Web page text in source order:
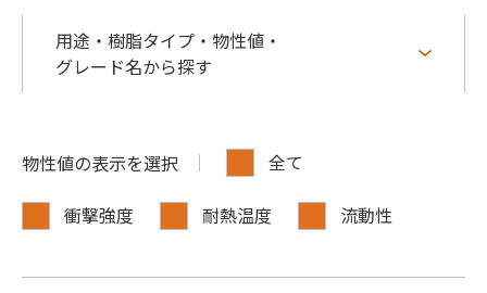
ニュース&トピックス
用途・樹脂タイプ・物性値・
グレード名から探す
物性値の表示を選択 全て
衝撃強度 耐熱温度 流動性